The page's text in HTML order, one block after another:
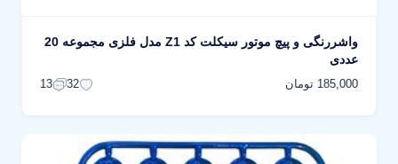
واشررنگی و پیچ موتور سیکلت کد Z1 مدل فلزی مجموعه 20
عددی
185,000 تومان 32
13